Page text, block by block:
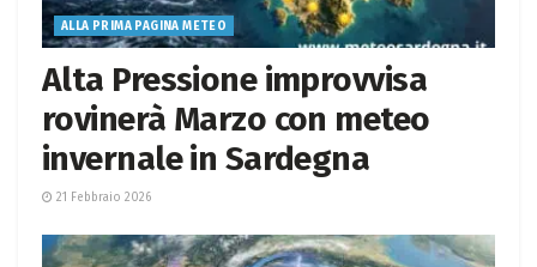
ALLA PRIMA PAGINA METEO
Alta Pressione improvvisa
rovinerà Marzo con meteo
invernale in Sardegna
21 Febbraio 2026